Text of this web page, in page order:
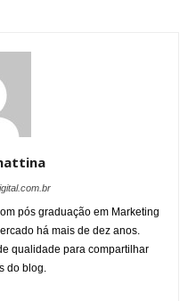
pós graduação em Marketing
há mais de dez anos.
qualidade para compartilhar
do blog.